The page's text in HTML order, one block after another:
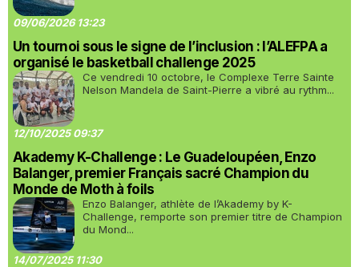
09/06/2026 13:23
Un tournoi sous le signe de l’inclusion : l’ALEFPA a
organisé le basketball challenge 2025
Ce vendredi 10 octobre, le Complexe Terre Sainte
Nelson Mandela de Saint-Pierre a vibré au rythm...
12/10/2025 09:37
Akademy K-Challenge : Le Guadeloupéen, Enzo
Balanger, premier Français sacré Champion du
Monde de Moth à foils
Enzo Balanger, athlète de l’Akademy by K-
Challenge, remporte son premier titre de Champion
du Mond...
14/07/2025 11:30